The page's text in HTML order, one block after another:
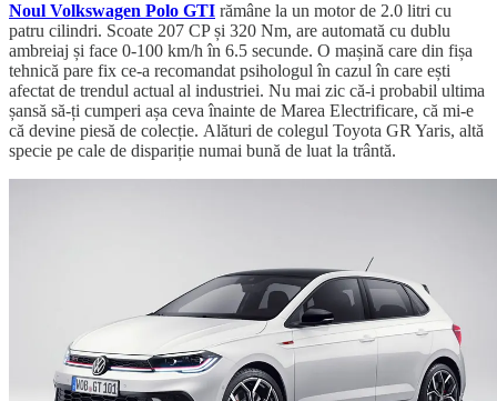
Noul Volkswagen Polo GTI rămâne la un motor de 2.0 litri cu
patru cilindri. Scoate 207 CP și 320 Nm, are automată cu dublu
ambreiaj și face 0-100 km/h în 6.5 secunde. O mașină care din fișa
tehnică pare fix ce-a recomandat psihologul în cazul în care ești
afectat de trendul actual al industriei. Nu mai zic că-i probabil ultima
șansă să-ți cumperi așa ceva înainte de Marea Electrificare, că mi-e
că devine piesă de colecție. Alături de colegul Toyota GR Yaris, altă
specie pe cale de dispariție numai bună de luat la trântă.